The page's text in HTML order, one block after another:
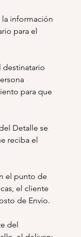
información
para el
destinatario
para que
Detalle se
reciba el
el punto de
el cliente
de Envío.
del